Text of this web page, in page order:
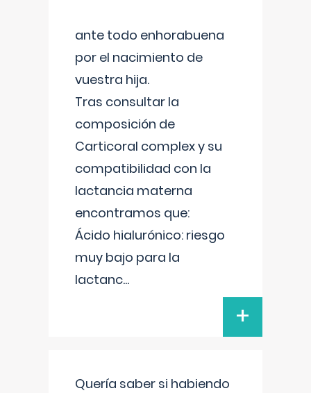
ante todo enhorabuena
por el nacimiento de
vuestra hija.
Tras consultar la
composición de
Carticoral complex y su
compatibilidad con la
lactancia materna
encontramos que:
Ácido hialurónico: riesgo
muy bajo para la
lactanc...
+
Quería saber si habiendo